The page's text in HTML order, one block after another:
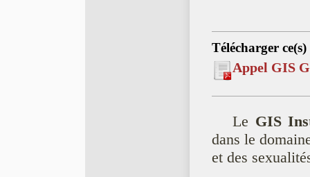
Télécharger
Appel GIS
Le GIS
dans le
et des